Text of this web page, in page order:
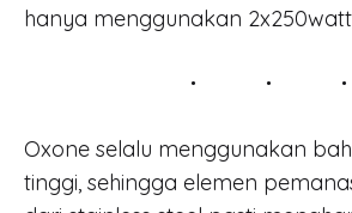
hanya menggunakan
Oxone selalu menggunakan
tinggi, sehingga elemen